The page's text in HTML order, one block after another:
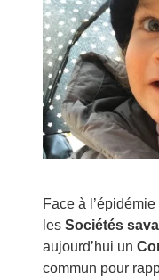
Face à
les Sociétés
aujourd’hui un
commun pour